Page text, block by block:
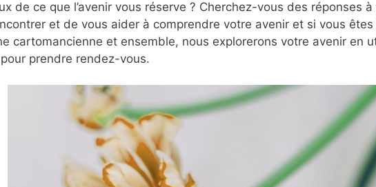
de ce que l’avenir vous réserve ? Cherchez-vous des réponses
et de vous aider à comprendre votre avenir et si vous
cartomancienne et ensemble, nous explorerons votre avenir en
prendre rendez-vous.